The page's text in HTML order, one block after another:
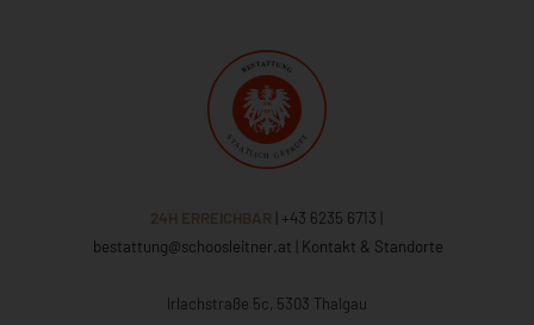
24H ERREICHBAR | +43 6235 6713
bestattung@schoosleitner.at
Kontakt & Standorte
Irlachstraße 5c, 5303 Thalgau